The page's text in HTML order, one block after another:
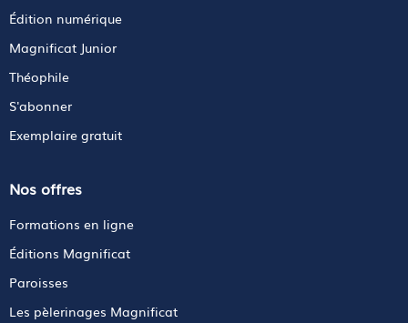
Édition numérique
Magnificat Junior
Théophile
S'abonner
Exemplaire gratuit
Nos offres
Formations en ligne
Éditions Magnificat
Paroisses
Les pèlerinages Magnificat